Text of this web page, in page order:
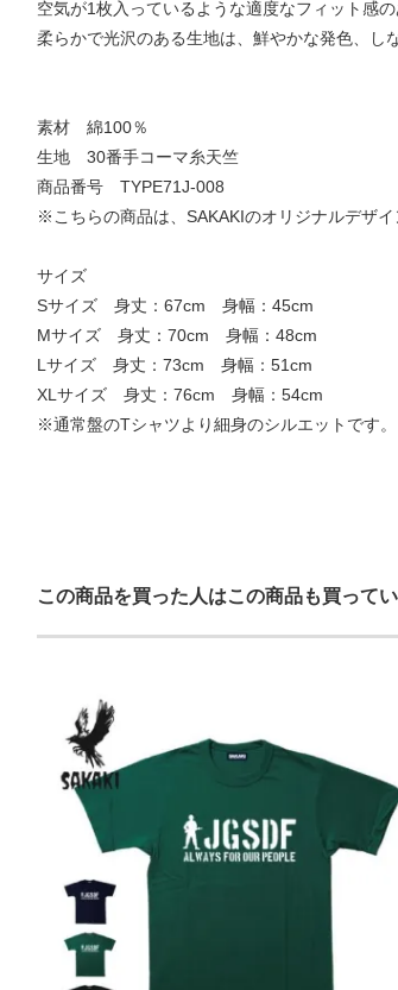
空気が1枚入っているような適度なフィット感の
柔らかで光沢のある生地は、鮮やかな発色、し
素材 綿100％
生地 30番手コーマ糸天竺
商品番号 TYPE71J-008
※こちらの商品は、SAKAKIのオリジナルデザイ
サイズ
Sサイズ 身丈：67cm 身幅：45cm
Mサイズ 身丈：70cm 身幅：48cm
Lサイズ 身丈：73cm 身幅：51cm
XLサイズ 身丈：76cm 身幅：54cm
※通常盤のTシャツより細身のシルエットです。
この商品を買った人はこの商品も買って